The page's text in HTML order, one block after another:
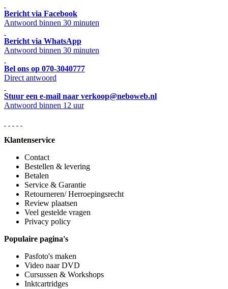
Bericht via Facebook
Antwoord binnen 30 minuten
Bericht via WhatsApp
Antwoord binnen 30 minuten
Bel ons op 070-3040777
Direct antwoord
Stuur een e-mail naar verkoop@neboweb.nl
Antwoord binnen 12 uur
Klantenservice
Contact
Bestellen & levering
Betalen
Service & Garantie
Retourneren/ Herroepingsrecht
Review plaatsen
Veel gestelde vragen
Privacy policy
Populaire pagina's
Pasfoto's maken
Video naar DVD
Cursussen & Workshops
Inktcartridges